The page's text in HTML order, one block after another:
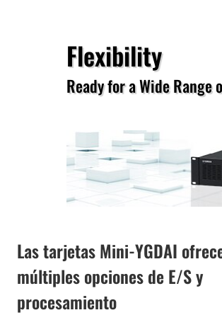
Flexibility
Ready for a Wide
Las tarjetas Mini-YGDAI
múltiples opciones de E/S y
procesamiento